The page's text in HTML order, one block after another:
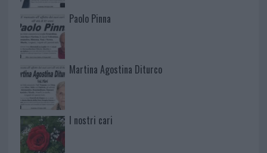
Paolo Pinna
Martina Agostina Diturco
I nostri cari